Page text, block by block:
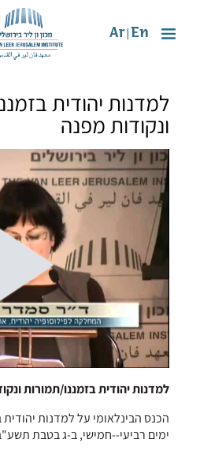
En
Ar
למדנות יהודית
ונקודות מפנה
למדנות יהודית בזמננו/תמורות
הכנס הבינלאומי על למדנות יהודית
ימים רביעי--חמישי, ב-ג בטבת תשע"ב, 29-28 בדצמבר